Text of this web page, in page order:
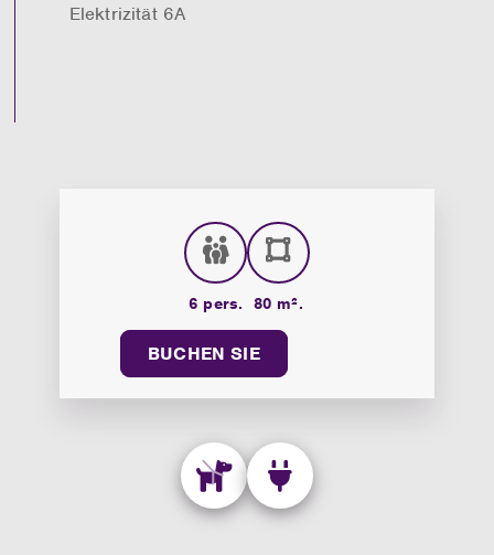
Elektrizität 6A
6 pers. 80 m².
BUCHEN SIE